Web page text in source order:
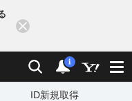
検索 通知
i
ID新規取得